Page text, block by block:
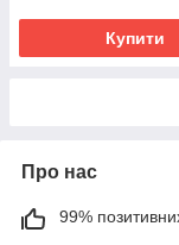
Купити
Про нас
99%